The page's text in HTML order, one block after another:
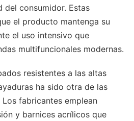
del consumidor. Estas
el producto mantenga su
el uso intensivo que
multifuncionales modernas.
resistentes a las altas
ha sido otra de las
fabricantes emplean
y barnices acrílicos que